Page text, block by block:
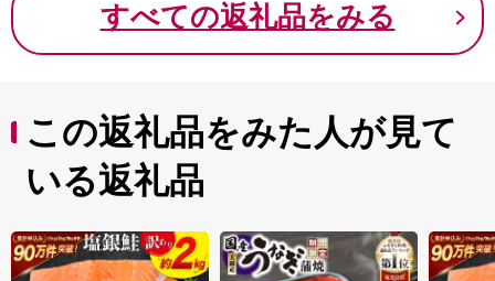
すべての返礼品をみる
この返礼品をみた人が見て
いる返礼品